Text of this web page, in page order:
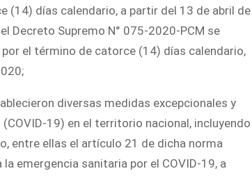
(14) días calendario, a partir del 13 de abril de
Decreto Supremo N° 075-2020-PCM se
el término de catorce (14) días calendario,
diversas medidas excepcionales y
19) en el territorio nacional, incluyendo
entre ellas el artículo 21 de dicha norma
emergencia sanitaria por el COVID-19, a